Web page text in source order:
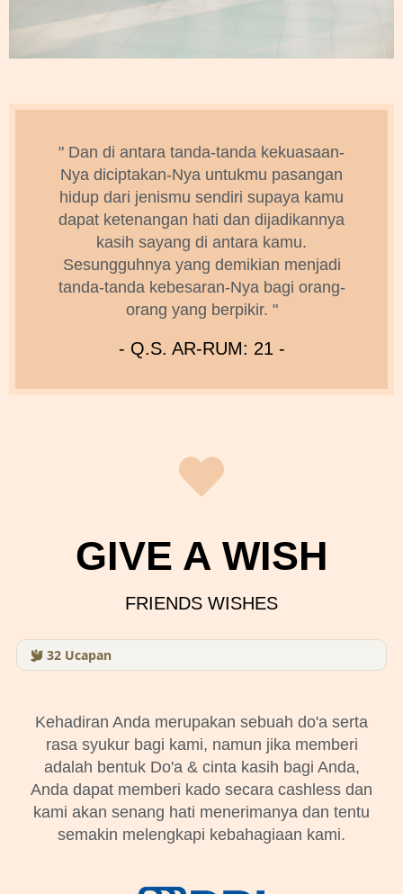
" Dan di antara tanda-tanda kekuasaan-
Nya diciptakan-Nya untukmu pasangan
hidup dari jenismu sendiri supaya kamu
dapat ketenangan hati dan dijadikannya
kasih sayang di antara kamu.
Sesungguhnya yang demikian menjadi
tanda-tanda kebesaran-Nya bagi orang-
orang yang berpikir. "
- Q.S. AR-RUM: 21 -
GIVE A WISH
FRIENDS WISHES
32 Ucapan
Kehadiran Anda merupakan sebuah do'a serta
rasa syukur bagi kami, namun jika memberi
adalah bentuk Do'a & cinta kasih bagi Anda,
Anda dapat memberi kado secara cashless dan
kami akan senang hati menerimanya dan tentu
semakin melengkapi kebahagiaan kami.